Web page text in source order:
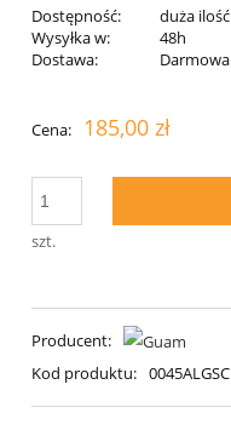
Dostępność:
duża ilość
Wysyłka w:
48h
Dostawa:
Darmowa
Cena: 185,00 zł
szt.
Producent:
Kod produktu: